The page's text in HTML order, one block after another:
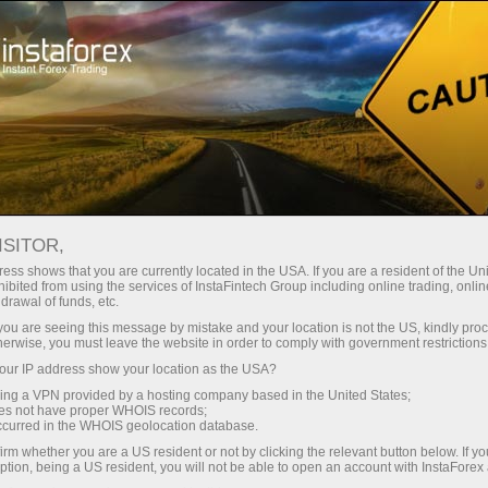
С InstaForex вы получаете
конкурентным возможностям:
кредитное плечо до 1:5000, одни
из лучших спредов и комиссий
на рынке, а также
привлекательные условия для
торговли акциями и индексами
Минимальные
Бонус 30%
на каждый депозит
Скорость
в трейдинге и на трассе
shows that you are currently located in the USA. If you are a resident of the
from using the services of InstaFintech Group including online trading,
of funds, etc.
are seeing this message by mistake and your location is not the US, kindly
you must leave the website in order to comply with government
IP address show your location as the USA?
a VPN provided by a hosting company based in the United States;
not have proper WHOIS records;
in the WHOIS geolocation database.
whether you are a US resident or not by clicking the relevant button below. If
being a US resident, you will not be able to open an account with InstaForex